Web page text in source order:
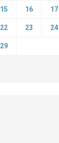
15 16 17
22 23 24
29